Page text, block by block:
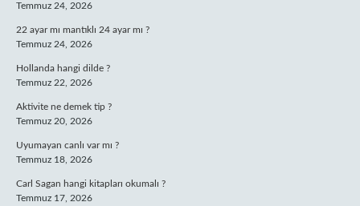
Temmuz 24, 2026
22 ayar mı mantıklı 24 ayar mı ?
Temmuz 24, 2026
Hollanda hangi dilde ?
Temmuz 22, 2026
Aktivite ne demek tip ?
Temmuz 20, 2026
Uyumayan canlı var mı ?
Temmuz 18, 2026
Carl Sagan hangi kitapları okumalı ?
Temmuz 17, 2026